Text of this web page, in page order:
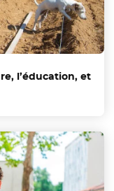
l’éducation, et